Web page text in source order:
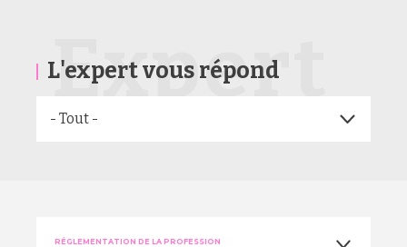
L'expert vous répond
Expert
RÉGLEMENTATION DE LA PROFESSION